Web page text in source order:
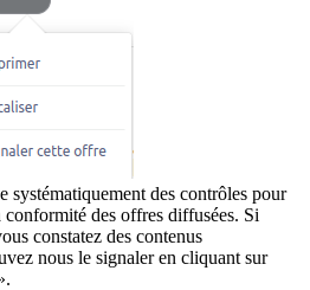
systématiquement des contrôles pour
des offres diffusées. Si
constatez des contenus
nous le signaler en cliquant sur